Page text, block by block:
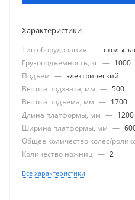
Характеристики
Тип оборудования — столы
Грузоподъемность, кг — 1000
Подъем — электрический
Высота подхвата, мм — 500
Высота подъема, мм — 1700
Длина платформы, мм — 1200
Ширина платформы, мм —
Общее количество колес/
Количество ножниц — 2
Все характеристики